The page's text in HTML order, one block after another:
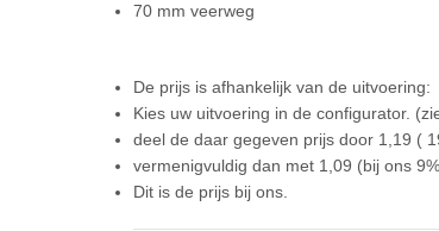
70 mm veerweg
De prijs is afhankelijk van de uitvoering:
Kies uw uitvoering in de configurator.
deel de daar gegeven prijs door 1,19 (
vermenigvuldig dan met 1,09 (bij ons
Dit is de prijs bij ons.